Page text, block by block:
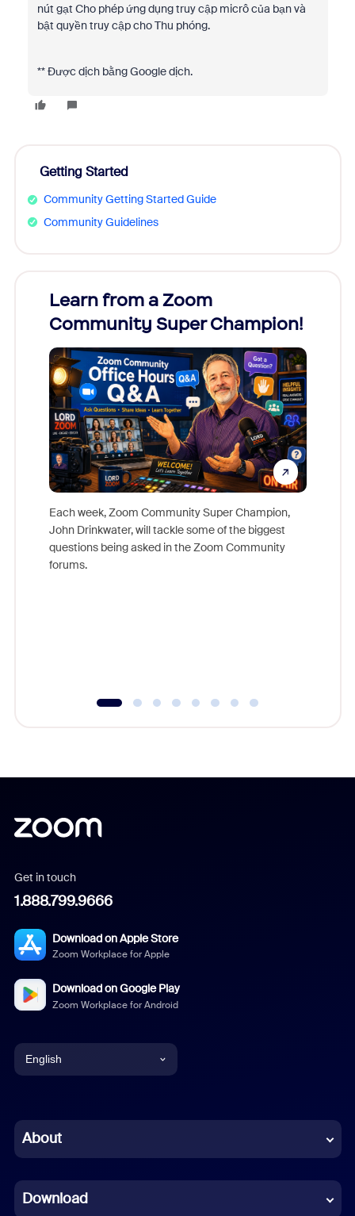
nút gạt Cho phép ứng dụng truy cập micrô của bạn và
bật quyền truy cập cho Thu phóng.
** Được dịch bằng Google dịch.
Getting Started
Community Getting Started Guide
Community Guidelines
Learn from a Zoom
Community Super Champion!
Each week, Zoom Community Super Champion,
John Drinkwater, will tackle some of the biggest
questions being asked in the Zoom Community
forums.
Get in touch
1.888.799.9666
Download on Apple Store
Zoom Workplace for Apple
Download on Google Play
Zoom Workplace for Android
English
Chinese (Simplified)
French
About
Download